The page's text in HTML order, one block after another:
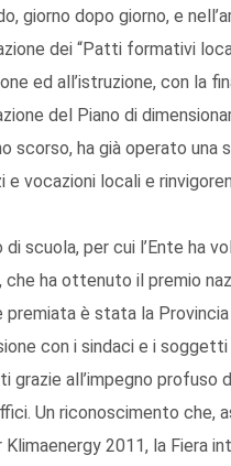
giorno dopo giorno, e
dei “Patti formativi
ed all’istruzione, con la
del Piano di
scorso, ha già operato
e vocazioni locali e
scuola, per cui l’Ente ha
che ha ottenuto il premio
è stata la
con i sindaci e i
all’impegno profuso
Un riconoscimento che,
Klimaenergy 2011, la Fiera